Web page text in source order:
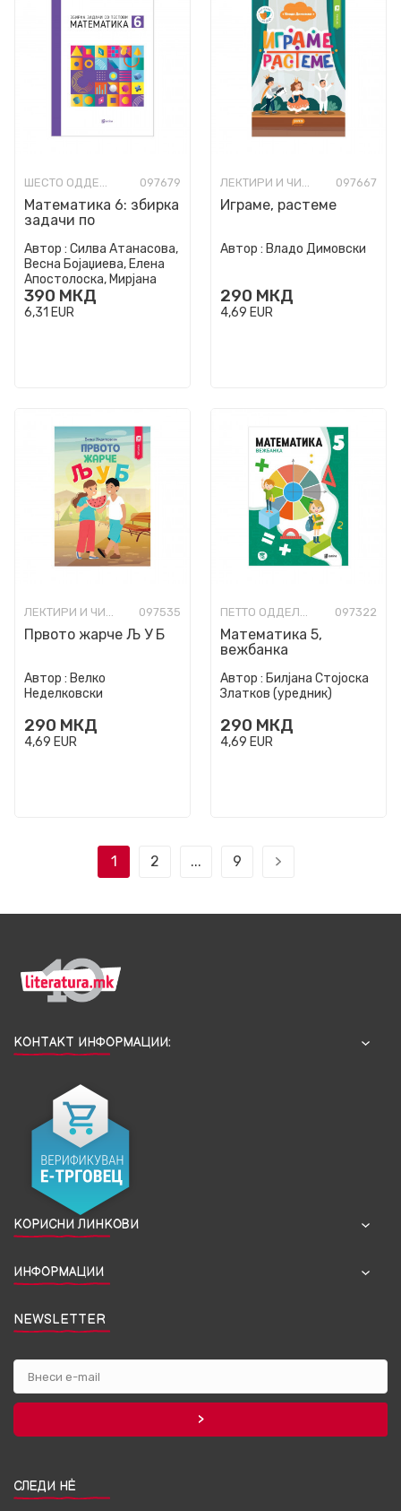
ШЕСТО ОДДЕЛЕНИЕ 097679
Математика 6: збирка
задачи по
одделение
Автор : Силва Атанасова,
Весна Бојаџиева, Елена
Апостолоска, Мирјана
Марковска Димовиќ
390 МКД
6,31 EUR
ЛЕКТИРИ И ЧИТАНКИ ЗА ОСНОВНО ОБРАЗОВАНИЕ 097667
Играме, растеме
Автор : Владо Димовски
290 МКД
4,69 EUR
ЛЕКТИРИ И ЧИТАНКИ ЗА ОСНОВНО ОБРАЗОВАНИЕ 097535
Првото жарче Љ У Б
Автор : Велко
Неделковски
290 МКД
4,69 EUR
ПЕТТО ОДДЕЛЕНИЕ 097322
Математика 5,
вежбанка
Автор : Билјана Стојоска
Златков (уредник)
290 МКД
4,69 EUR
1 2 ... 9
КОНТАКТ ИНФОРМАЦИИ:
КОРИСНИ ЛИНКОВИ
ИНФОРМАЦИИ
NEWSLETTER
СЛЕДИ НЀ